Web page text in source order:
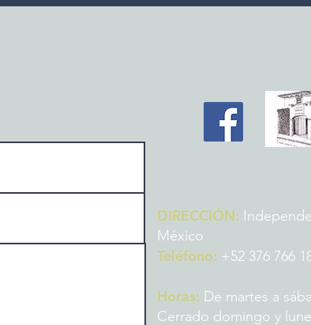
DIRECCIÓN:
México
Teléfono: +52 376 766
Horas: De martes a
Cerrado domingo y